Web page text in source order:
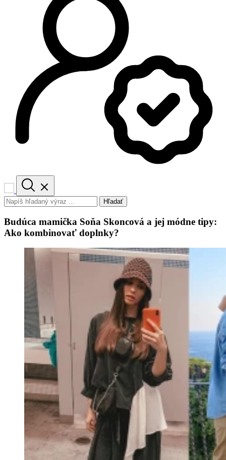
Hľadať
Budúca mamička Soňa Skoncová a jej módne tipy:
Ako kombinovať doplnky?